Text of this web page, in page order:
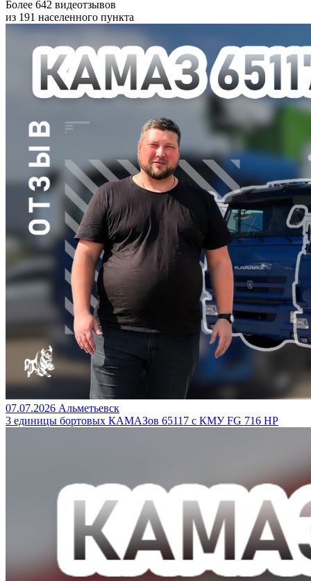
Более 642 видеотзывов
из 191 населенного пункта
07.07.2026 Альметьевск
3 единицы бортовых КАМАЗов 65117 с КМУ FG 716 HP